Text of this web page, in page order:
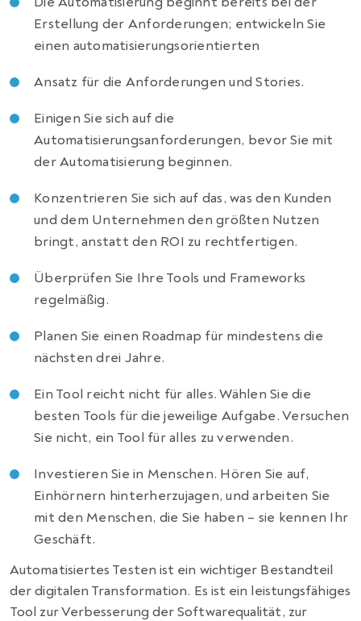
Erstellung der Anforderungen; entwickeln Sie
einen automatisierungsorientierten
Ansatz für die Anforderungen und Stories.
Einigen Sie sich auf die
Automatisierungsanforderungen, bevor Sie mit
der Automatisierung beginnen.
Konzentrieren Sie sich auf das, was den Kunden
und dem Unternehmen den größten Nutzen
bringt, anstatt den ROI zu rechtfertigen.
Überprüfen Sie Ihre Tools und Frameworks
regelmäßig.
Planen Sie einen Roadmap für mindestens die
nächsten drei Jahre.
Ein Tool reicht nicht für alles. Wählen Sie die
besten Tools für die jeweilige Aufgabe. Versuchen
Sie nicht, ein Tool für alles zu verwenden.
Investieren Sie in Menschen. Hören Sie auf,
Einhörnern hinterherzujagen, und arbeiten Sie
mit den Menschen, die Sie haben – sie kennen Ihr
Geschäft.
Automatisiertes Testen ist ein wichtiger Bestandteil
der digitalen Transformation. Es ist ein leistungsfähiges
Tool zur Verbesserung der Softwarequalität, zur